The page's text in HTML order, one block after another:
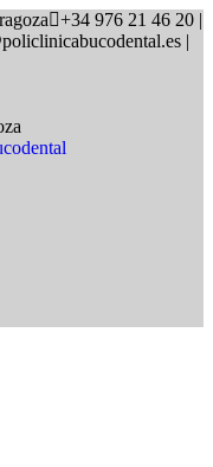
+34 976 21 46 20 |
|